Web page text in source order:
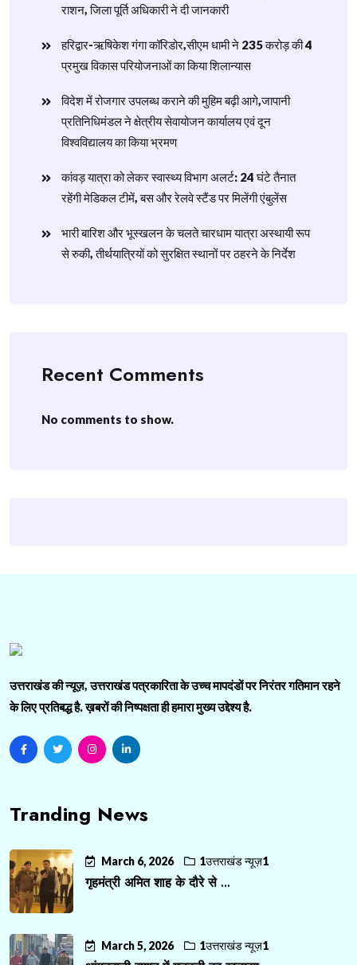
राशन, जिला पूर्ति अधिकारी ने दी जानकारी
हरिद्वार-ऋषिकेश गंगा कॉरिडोर,सीएम धामी ने 235 करोड़ की 4
प्रमुख विकास परियोजनाओं का किया शिलान्यास
विदेश में रोजगार उपलब्ध कराने की मुहिम बढ़ी आगे,जापानी
प्रतिनिधिमंडल ने क्षेत्रीय सेवायोजन कार्यालय एवं दून
विश्वविद्यालय का किया भ्रमण
​कांवड़ यात्रा को लेकर स्वास्थ्य विभाग अलर्ट: 24 घंटे तैनात
रहेंगी मेडिकल टीमें, बस और रेलवे स्टैंड पर मिलेंगी एंबुलेंस
​भारी बारिश और भूस्खलन के चलते चारधाम यात्रा अस्थायी रूप
से रुकी, तीर्थयात्रियों को सुरक्षित स्थानों पर ठहरने के निर्देश
Recent Comments
No comments to show.
उत्तराखंड की न्यूज़, उत्तराखंड पत्रकारिता के उच्च मापदंडों पर निरंतर गतिमान रहने
के लिए प्रतिबद्ध है. ख़बरों की निष्पक्षता ही हमारा मुख्य उद्देश्य है.
Tranding News
March 6, 2026 1उत्तराखंड न्यूज़1
गृहमंत्री अमित शाह के दौरे से ...
March 5, 2026 1उत्तराखंड न्यूज़1